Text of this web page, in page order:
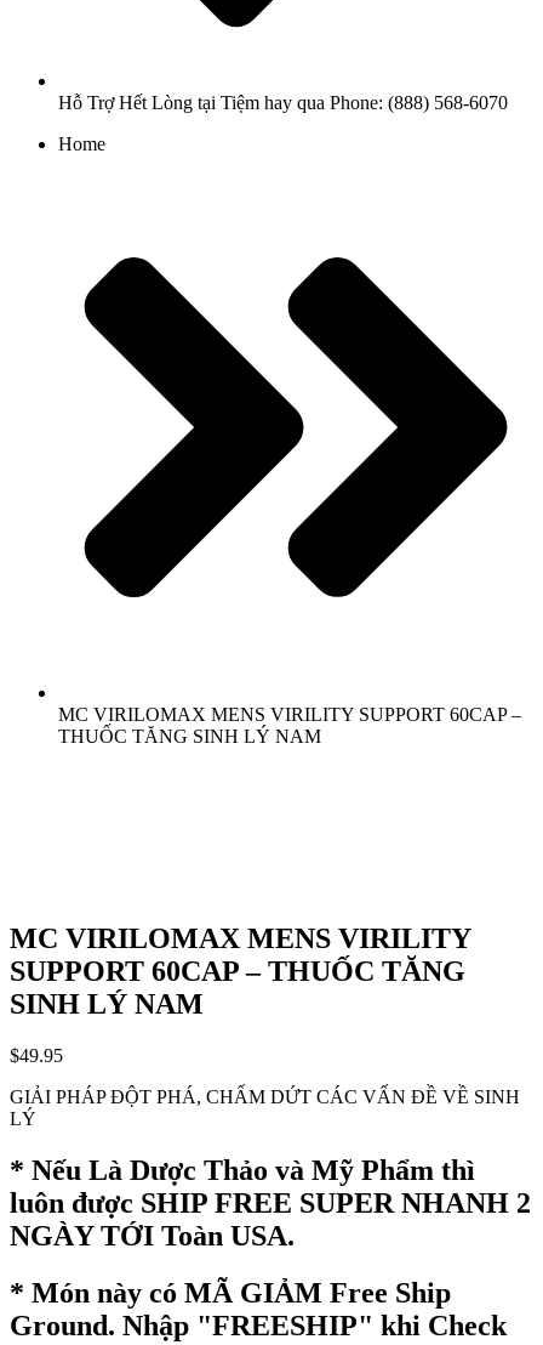
Hỗ Trợ Hết Lòng tại Tiệm hay qua Phone: (888) 568-6070
Home
MC VIRILOMAX MENS VIRILITY SUPPORT 60CAP –
THUỐC TĂNG SINH LÝ NAM
MC VIRILOMAX MENS VIRILITY
SUPPORT 60CAP – THUỐC TĂNG
SINH LÝ NAM
$49.95
GIẢI PHÁP ĐỘT PHÁ, CHẤM DỨT CÁC VẤN ĐỀ VỀ SINH
LÝ
* Nếu Là Dược Thảo và Mỹ Phẩm thì
luôn được SHIP FREE SUPER NHANH 2
NGÀY TỚI Toàn USA.
* Món này có MÃ GIẢM Free Ship
Ground. Nhập "FREESHIP" khi Check